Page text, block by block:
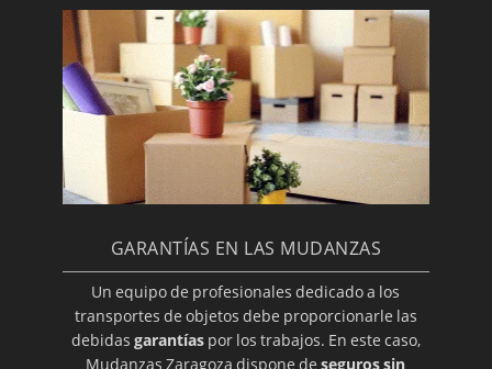
GARANTÍAS EN LAS MUDANZAS
Un equipo de profesionales dedicado a los
transportes de objetos debe proporcionarle las
debidas garantíaspor los trabajos. En este caso,
Mudanzas Zaragoza dispone deseguros sin